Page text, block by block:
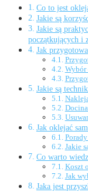
Co to jest
Jakie są
Jakie są
początkujących i
Jak
Jakie są
Jak oklejać
Jakie
Co warto
Koszt
Jak
Jaka jest